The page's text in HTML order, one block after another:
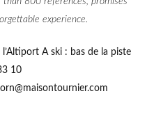
experience.
A ski : bas de la piste
10